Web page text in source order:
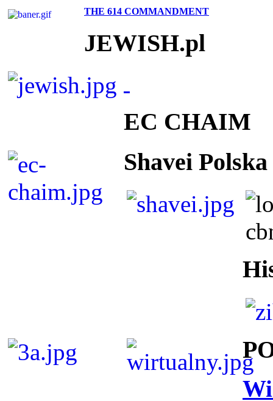
THE 614 COMMANDMENT
JEWISH.pl
EC CHAIM
Shavei Polska